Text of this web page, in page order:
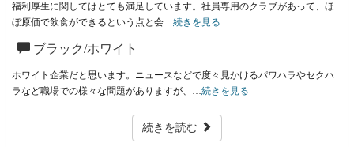
福利厚生に関してはとても満足しています。社員専用のクラブがあって、ほ
ぼ原価で飲食ができるという点と会…続きを見る
ブラック/ホワイト
ホワイト企業だと思います。ニュースなどで度々見かけるパワハラやセクハ
ラなど職場での様々な問題がありますが、…続きを見る
続きを読む